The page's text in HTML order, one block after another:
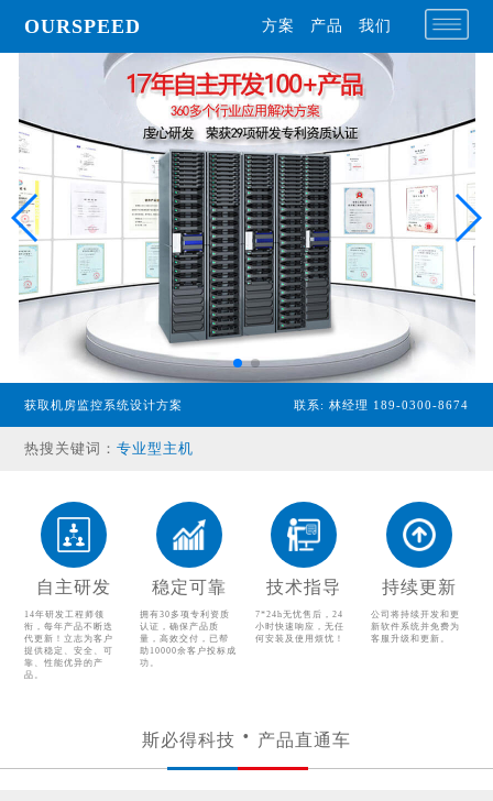
OURSPEED 方案 产品 我们
获取机房监控系统设计方案 联系: 林经理 189-0300-8674
热搜关键词：
专业型主机
经济型主机
温湿度传感器
配电监控设备
气体监控设备
其他配件产品
自主研发
14年研发工程师领
衔，每年产品不断迭
代更新！立志为客户
提供稳定、安全、可
靠、性能优异的产
品。
稳定可靠
拥有30多项专利资质
认证，确保产品质
量，高效交付，已帮
助10000余客户投标成
功。
技术指导
7*24h无忧售后，24
小时快速响应，无任
何安装及使用烦忧！
持续更新
公司将持续开发和更
新软件系统并免费为
客服升级和更新。
斯必得科技 产品直通车